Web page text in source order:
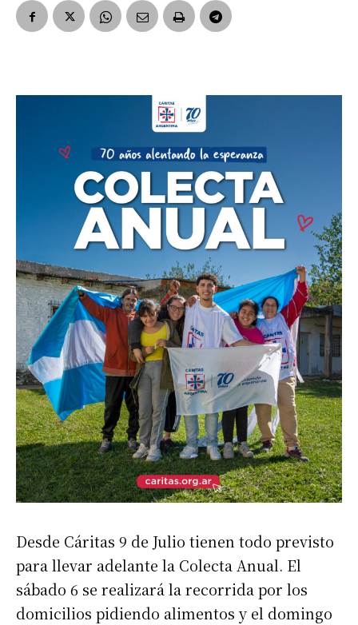
Desde Cáritas 9 de Julio tienen todo previsto
para llevar adelante la Colecta Anual. El
sábado 6 se realizará la recorrida por los
domicilios pidiendo alimentos y el domingo